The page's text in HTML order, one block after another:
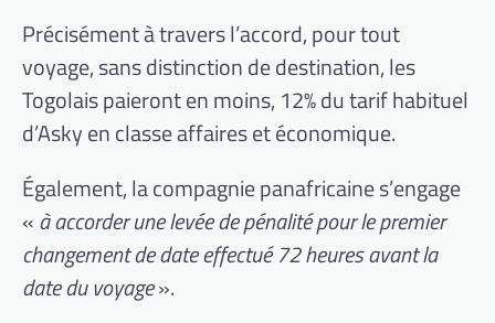
Précisément à travers l’accord, pour tout
voyage, sans distinction de destination, les
Togolais paieront en moins, 12% du tarif habituel
d’Asky en classe affaires et économique.
Également, la compagnie panafricaine s’engage
«à accorder une levée de pénalité pour le premier
changement de date effectué 72 heures avant la
date du voyage».